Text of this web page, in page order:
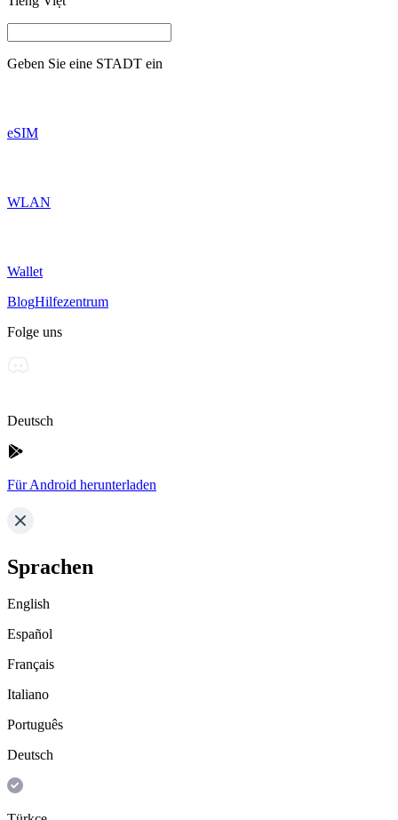
Geben Sie eine STADT ein
eSIM
WLAN
Wallet
BlogHilfezentrum
Folge uns
Deutsch
Für Android herunterladen
Sprachen
English
Español
Français
Italiano
Português
Deutsch